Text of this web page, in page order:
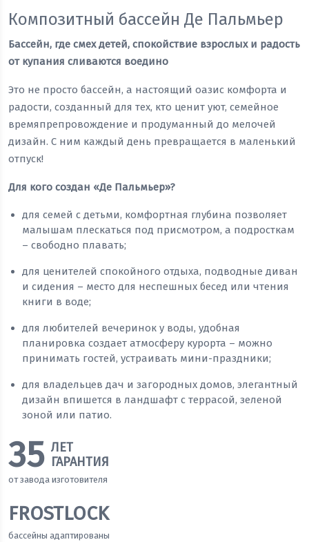
Композитный бассейн Де Пальмьер
Бассейн, где смех детей, спокойствие взрослых и радость
от купания сливаются воедино
Это не просто бассейн, а настоящий оазис комфорта и
радости, созданный для тех, кто ценит уют, семейное
времяпрепровождение и продуманный до мелочей
дизайн. С ним каждый день превращается в маленький
отпуск!
Для кого создан «Де Пальмьер»?
для семей с детьми, комфортная глубина позволяет
малышам плескаться под присмотром, а подросткам
– свободно плавать;
для ценителей спокойного отдыха, подводные диван
и сидения – место для неспешных бесед или чтения
книги в воде;
для любителей вечеринок у воды, удобная
планировка создает атмосферу курорта – можно
принимать гостей, устраивать мини-праздники;
для владельцев дач и загородных домов, элегантный
дизайн впишется в ландшафт с террасой, зеленой
зоной или патио.
35 ЛЕТ
ГАРАНТИЯ
от завода изготовителя
FROSTLOCK
бассейны адаптированы